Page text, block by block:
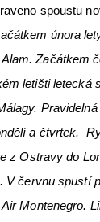
spoustu
února
Začátkem
letišti letecká
a čtvrtek.
z Ostravy do
V červnu spustí
Montenegro.